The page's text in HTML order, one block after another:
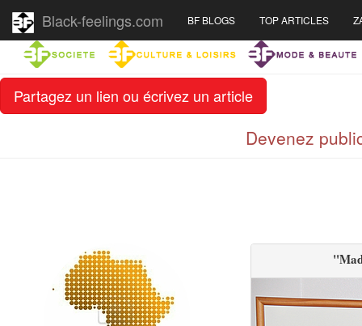
Partagez un lien ou écrivez un article
Black-feelings.com BF BLOGS TOP ARTICLES
Devenez